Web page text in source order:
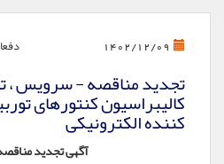
1402/12/09
تجدید مناقصه - سرویس
کالیبراسیون کنتورهای
کننده الکترونیکی
آگهی تجدید